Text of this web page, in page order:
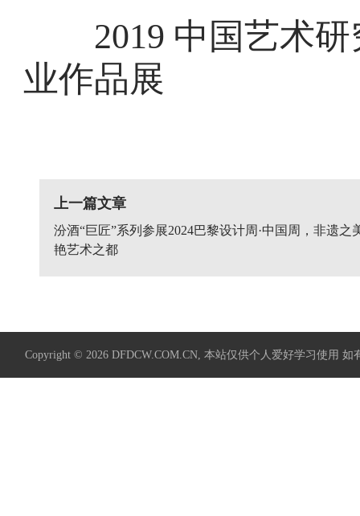
2019 中国艺术研
业作品展
上一篇文章
汾酒“巨匠”系列参展2024巴黎设计周·中国周，非遗之
艳艺术之都
Copyright © 2026 DFDCW.COM.CN, 本站仅供个人爱好学习使用 如